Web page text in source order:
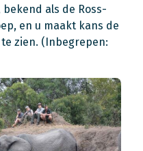
als de Ross-
en u maakt kans de
te zien. (Inbegrepen: